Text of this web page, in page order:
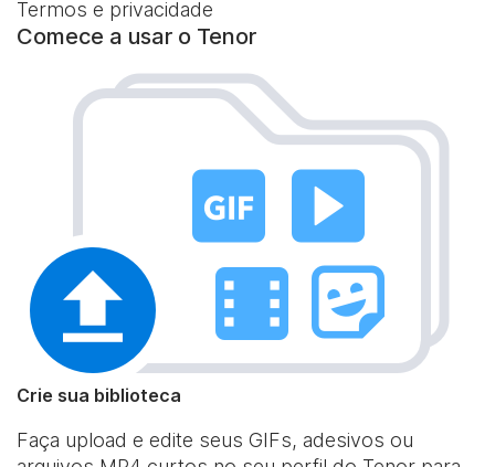
Termos e privacidade
Comece a usar o Tenor
Crie sua biblioteca
Faça upload e edite seus GIFs, adesivos ou